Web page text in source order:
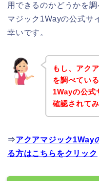
用できるのかどうかを
マジック1Wayの公式サ
幸いです。
もし、アク
を調べてい
1Wayの公式
確認されて
⇒アクアマジック1Way
る方はこちらをクリック